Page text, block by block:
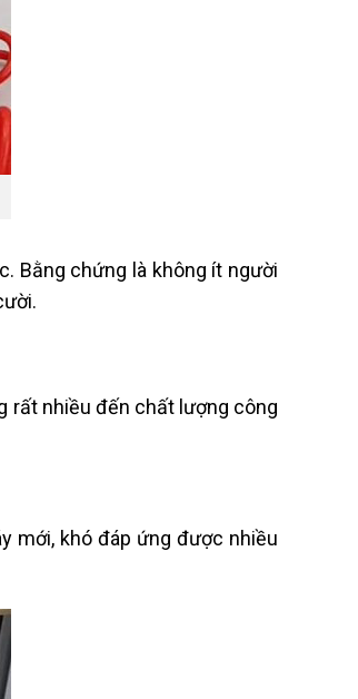
Bằng chứng là không ít người
rất nhiều đến chất lượng công
mới, khó đáp ứng được nhiều